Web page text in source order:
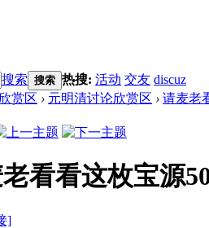
搜索 搜索 热搜: 活动 交友 discuz
赏区 › 元明清讨论欣赏区 › 请麦老
看看这枚宝源
]